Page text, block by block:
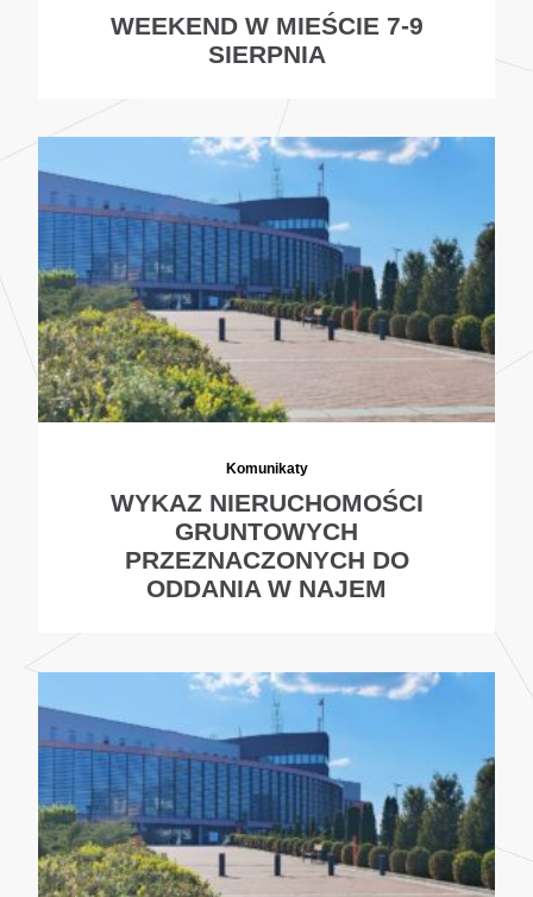
WEEKEND W MIEŚCIE 7-9
SIERPNIA
Komunikaty
WYKAZ NIERUCHOMOŚCI
GRUNTOWYCH
PRZEZNACZONYCH DO
ODDANIA W NAJEM